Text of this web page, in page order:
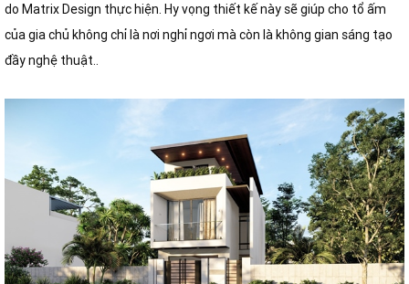
do Matrix Design thực hiện. Hy vọng thiết kế này sẽ giúp cho tổ ấm
của gia chủ không chỉ là nơi nghỉ ngơi mà còn là không gian sáng tạo
đầy nghệ thuật..